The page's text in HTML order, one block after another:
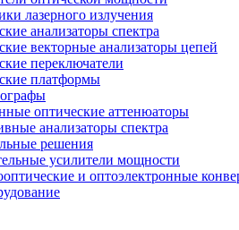
лазерного излучения
анализаторы спектра
векторные анализаторы цепей
переключатели
платформы
оптические аттенюаторы
анализаторы спектра
решения
усилители мощности
и оптоэлектронные